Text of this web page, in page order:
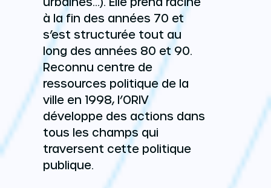
à la fin des années 70 et
s’est structurée tout au
long des années 80 et 90.
Reconnu centre de
ressources politique de la
ville en 1998, l’ORIV
développe des actions dans
tous les champs qui
traversent cette politique
publique.